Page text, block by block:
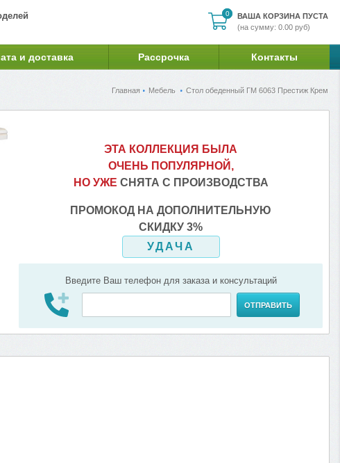
0
0
ВАША КОРЗИНА ПУСТА
(на сумму: 0.00 руб)
и доставка Рассрочка Контакты
Главная Мебель Стол обеденный ГМ 6063 Престиж Крем
ЭТА КОЛЛЕКЦИЯ БЫЛА
ОЧЕНЬ ПОПУЛЯРНОЙ,
НО УЖЕ СНЯТА С ПРОИЗВОДСТВА
ПРОМОКОД НА ДОПОЛНИТЕЛЬНУЮ
СКИДКУ 3%
УДАЧА
Введите Ваш телефон для заказа и консультаций
ОТПРАВИТЬ